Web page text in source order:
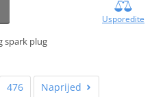
Usporedite
spark plug
476 Naprijed